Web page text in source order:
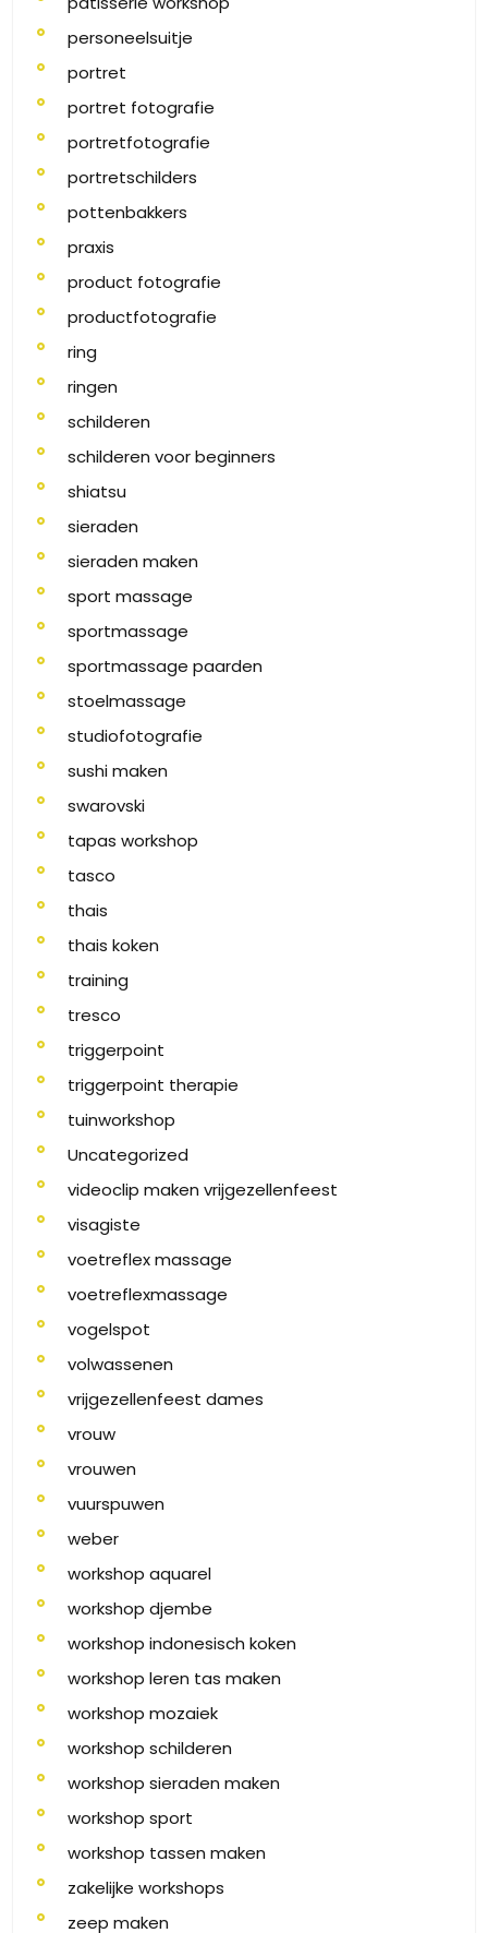
personeelsuitje
portret
portret fotografie
portretfotografie
portretschilders
pottenbakkers
praxis
product fotografie
productfotografie
ring
ringen
schilderen
schilderen voor beginners
shiatsu
sieraden
sieraden maken
sport massage
sportmassage
sportmassage paarden
stoelmassage
studiofotografie
sushi maken
swarovski
tapas workshop
tasco
thais
thais koken
training
tresco
triggerpoint
triggerpoint therapie
tuinworkshop
Uncategorized
videoclip maken vrijgezellenfeest
visagiste
voetreflex massage
voetreflexmassage
vogelspot
volwassenen
vrijgezellenfeest dames
vrouw
vrouwen
vuurspuwen
weber
workshop aquarel
workshop djembe
workshop indonesisch koken
workshop leren tas maken
workshop mozaiek
workshop schilderen
workshop sieraden maken
workshop sport
workshop tassen maken
zakelijke workshops
zeep maken